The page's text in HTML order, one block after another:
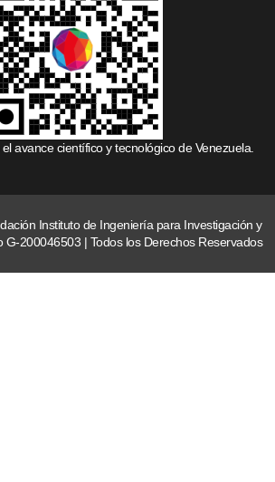
avance científico y tecnológico de Venezuela.
Instituto de Ingeniería para Investigación y
G-200046503 | Todos los Derechos Reservados